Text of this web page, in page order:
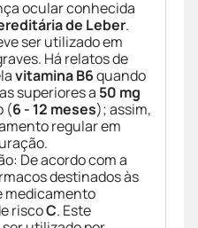
ocular conhecida
de Leber.
ser utilizado em
Há relatos de
vitamina B6quando
superiores a 50 mg
(6 - 12 meses); assim,
regular em
De acordo com a
destinados às
medicamento
riscoC. Este